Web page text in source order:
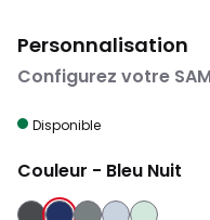
Personnalisation
Configurez votre
Disponible
Couleur - Bleu Nuit
NOIR BLEU NUIT BLEU CLAIR VERT D'EAU